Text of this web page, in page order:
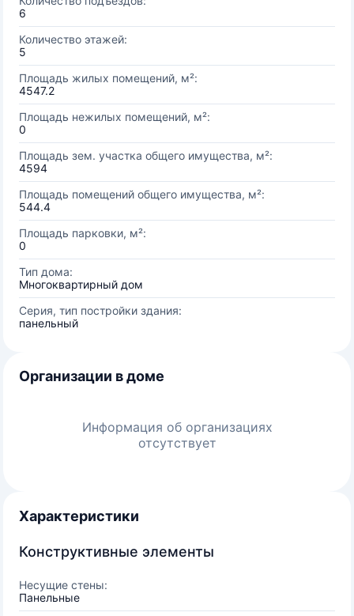
6
Количество этажей:
5
Площадь жилых помещений, м²:
4547.2
Площадь нежилых помещений, м²:
0
Площадь зем. участка общего имущества, м²:
4594
Площадь помещений общего имущества, м²:
544.4
Площадь парковки, м²:
0
Тип дома:
Многоквартирный дом
Серия, тип постройки здания:
панельный
Организации в доме
Информация об организациях
отсутствует
Характеристики
Конструктивные элементы
Несущие стены:
Панельные